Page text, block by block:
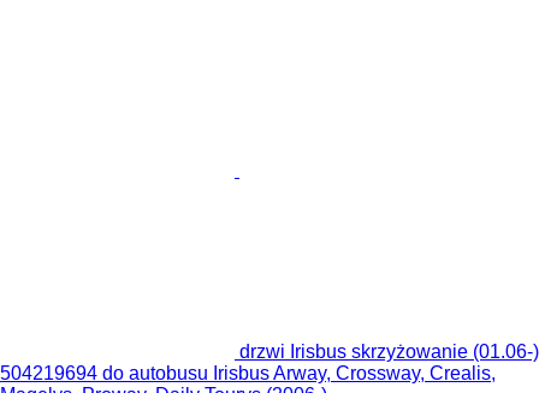
drzwi Irisbus skrzyżowanie (01.06-)
504219694 do autobusu Irisbus Arway, Crossway, Crealis,